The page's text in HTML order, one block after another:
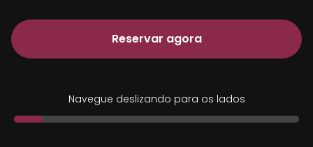
Reservar agora
Navegue deslizando para os lados